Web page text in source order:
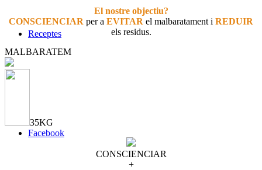
Receptes
Facebook
El nostre objectiu?
CONSCIENCIAR per a EVITAR el malbaratament i REDUIR
els residus.
MALBARATEM
35KG
CONSCIENCIAR
+